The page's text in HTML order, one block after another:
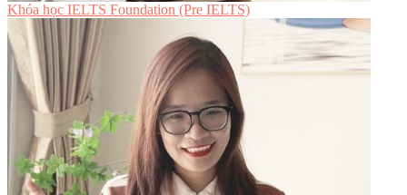
Khóa học IELTS Foundation (Pre IELTS)